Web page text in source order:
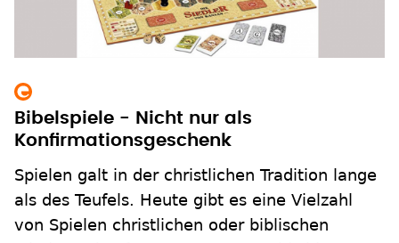
Bibelspiele - Nicht nur als
Konfirmationsgeschenk
Spielen galt in der christlichen Tradition lange
als des Teufels. Heute gibt es eine Vielzahl
von Spielen christlichen oder biblischen